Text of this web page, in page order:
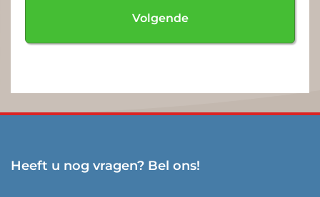
Heeft u nog vragen? Bel ons!